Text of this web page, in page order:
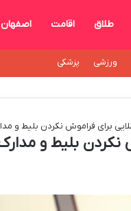
طلاق اقامت اصفهان
ورزشی پزشکی